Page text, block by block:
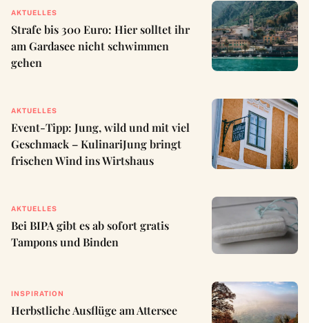
AKTUELLES
Strafe bis 300 Euro: Hier solltet ihr
am Gardasee nicht schwimmen
gehen
AKTUELLES
Event-Tipp: Jung, wild und mit viel
Geschmack – KulinariJung bringt
frischen Wind ins Wirtshaus
AKTUELLES
Bei BIPA gibt es ab sofort gratis
Tampons und Binden
INSPIRATION
Herbstliche Ausflüge am Attersee